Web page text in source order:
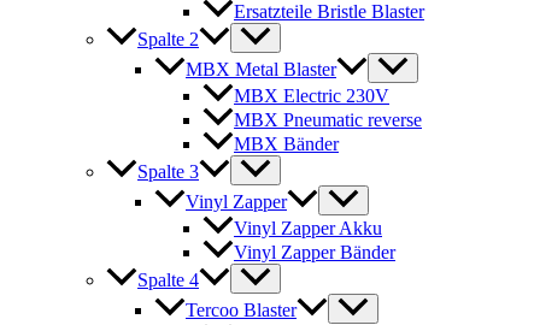
Ersatzteile Bristle Blaster
Spalte 2
MBX Metal Blaster
MBX Electric 230V
MBX Pneumatic reverse
MBX Bänder
Spalte 3
Vinyl Zapper
Vinyl Zapper Akku
Vinyl Zapper Bänder
Spalte 4
Tercoo Blaster